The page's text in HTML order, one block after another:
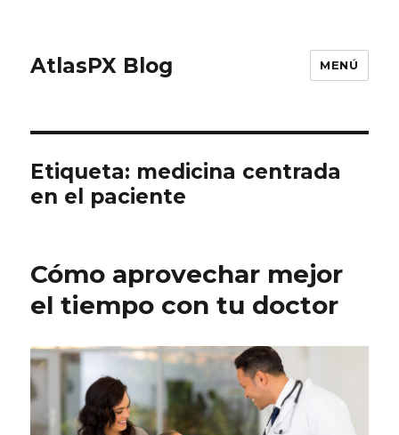
AtlasPX Blog MENÚ
Etiqueta: medicina centrada
en el paciente
Cómo aprovechar mejor
el tiempo con tu doctor